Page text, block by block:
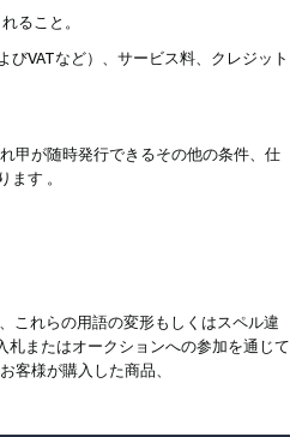
ること。
VATなど）、サービス料、クレジット
甲が随時発行できるその他の条件、仕
す 。
これらの用語の変形もしくはスペル違
またはオークションへの参加を通じて
客様が購入した商品、